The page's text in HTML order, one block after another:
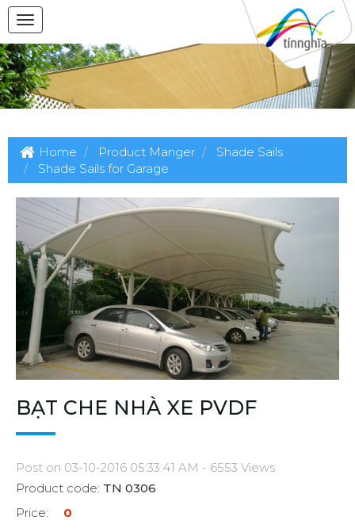
Home Product Manger
Shade Sails
Shade Sails for Garage
BẠT CHE NHÀ XE PVDF
Post on 03-10-2016 05:33:41 AM - 6553 Views
Product code: TN 0306
Price:
0